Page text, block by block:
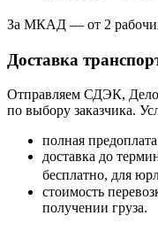
За МКАД — от 2
Доставка
Отправляем СДЭК,
по выбору заказчика.
полная предоплата
доставка до
бесплатно, для
стоимость
получении груза.